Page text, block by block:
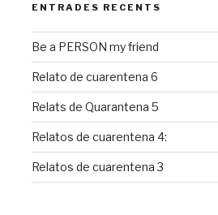
ENTRADES RECENTS
Be a PERSON my friend
Relato de cuarentena 6
Relats de Quarantena 5
Relatos de cuarentena 4:
Relatos de cuarentena 3